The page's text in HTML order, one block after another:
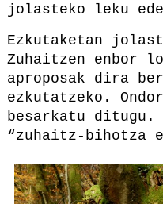
jolasteko leku
Ezkutaketan
Zuhaitzen enbor
aproposak dira
ezkutatzeko.
besarkatu ditugu.
“zuhaitz-bihotza